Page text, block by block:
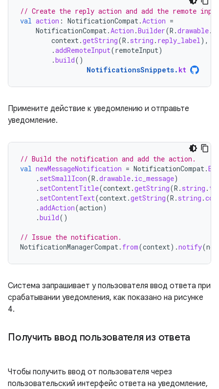
// Create the reply action and add the remote
val action : NotificationCompat . Action =
NotificationCompat . Action .Builder(R .drawable.
context .getString(R . string . reply_label ),
.addRemoteInput(remoteInput)
.build()
NotificationsSnippets. kt
Примените действие к уведомлению и отправьте
уведомление.
// Build the notification and add the action.
val newMessageNotification = NotificationCompat .
. setSmallIcon(R .drawable. ic_message)
. setContentTitle(context .getString(R . string .
. setContentText(context .getString(R . string .
.addAction(action)
.build()
// Issue the notification.
NotificationManagerCompat . from(context).notify(
Система запрашивает у пользователя ввод ответа при
срабатывании уведомления, как показано на рисунке
4.
Получить ввод пользователя из ответа
Чтобы получить ввод от пользователя через
пользовательский интерфейс ответа на уведомление,